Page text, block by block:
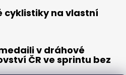
cyklistiky na vlastní
v dráhové
ČR ve sprintu bez